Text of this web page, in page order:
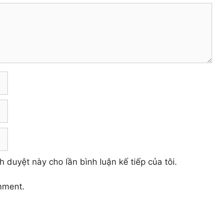
duyệt này cho lần bình luận kế tiếp của tôi.